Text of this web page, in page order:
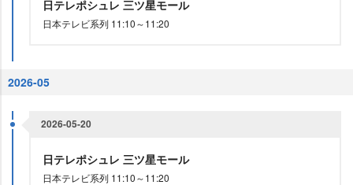
日テレポシュレ 三ツ星モール
日本テレビ系列 11:10～11:20
2026-05
2026-05-20
日テレポシュレ 三ツ星モール
日本テレビ系列 11:10～11:20